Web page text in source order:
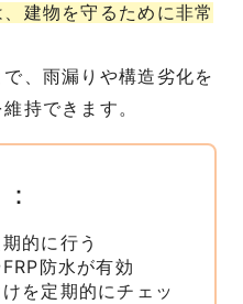
建物を守るために非常
、雨漏りや構造劣化を
持できます。
的に行う
防水が有効
を定期的にチェッ